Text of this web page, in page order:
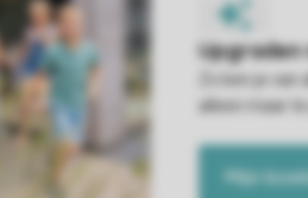
Zo ben je
alleen maar
Mijn